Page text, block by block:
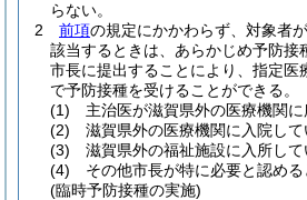
らない。
2
前項の規定にかかわらず、対象者が
該当するときは、あらかじめ予防接
市長に提出することにより、指定医
で予防接種を受けることができる。
(1)
主治医が滋賀県外の医療機関に
(2)
滋賀県外の医療機関に入院して
(3)
滋賀県外の福祉施設に入所して
(4)
その他市長が特に必要と認める
(臨時予防接種の実施)